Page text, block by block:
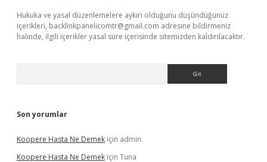
Hukuka ve yasal düzenlemelere aykırı olduğunu düşündüğünüz
içerikleri, backlinkpanelicomtr@gmail.com adresine bildirmeniz
halinde, ilgili içerikler yasal süre içerisinde sitemizden kaldırılacaktır.
Son yorumlar
Koopere Hasta Ne Demek için admin
Koopere Hasta Ne Demek için Tuna